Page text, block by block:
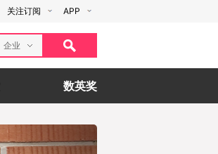
关注订阅 APP
企业
数英奖